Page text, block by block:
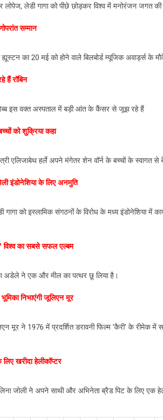
लोपेज, लेडी गागा को पीछे छोड़कर विश्व में मनोरंजन जगत
सम्मान
ह्यूस्टन का 20 मई को होने वाले बिलबोर्ड म्यूजिक अवार्ड्स के
रॉबिन
इस वक्त अस्पताल में बड़ी आंत के कैंसर से जूझ रहे हैं
को शुक्रिया कहा
एलिजाबेथ हर्ले अपने मंगेतर शेन वॉर्न के बच्चों के स्वागत
इंडोनेशिया के लिए अनमुति
गागा को इस्लामिक संगठनों के विरोध के मध्य इंडोनेशिया में
का सबसे सफल एल्बम
अडेले ने एक और मील का पत्थर छू लिया है।
निभाएंगी जूलिएन मूर
मूर ने 1976 में प्रदर्शित डरावनी फिल्म 'कैरी' के रीमेक
खरीदा हेलीकॉप्टर
जोली ने अपने साथी और अभिनेता ब्रैड पिट के लिए एक